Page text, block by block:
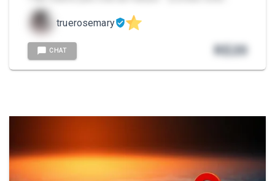
truerosemary
CHAT R$20